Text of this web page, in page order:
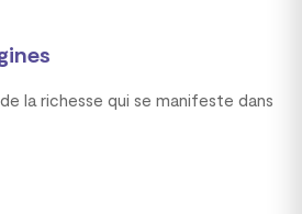
la richesse qui se manifeste dans